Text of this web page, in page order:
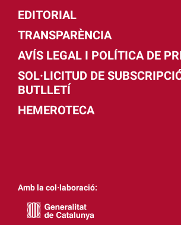
EDITORIAL
TRANSPARÈNCIA
AVÍS LEGAL I POLÍTICA DE
SOL·LICITUD DE
BUTLLETÍ
HEMEROTECA
Amb la col·laboració: